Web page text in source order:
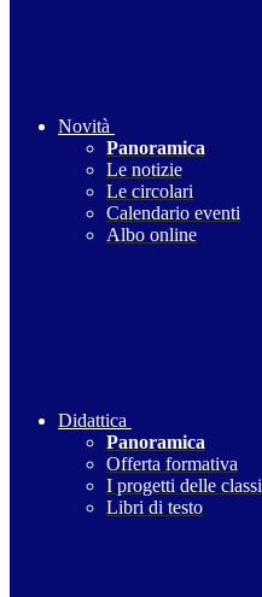
Novità
Panoramica
Le notizie
Le circolari
Calendario eventi
Albo online
Didattica
Panoramica
Offerta formativa
I progetti delle classi
Libri di testo